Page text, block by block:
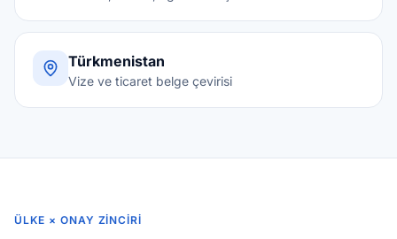
Türkmenistan
Vize ve ticaret belge çevirisi
ÜLKE × ONAY ZINCIRI